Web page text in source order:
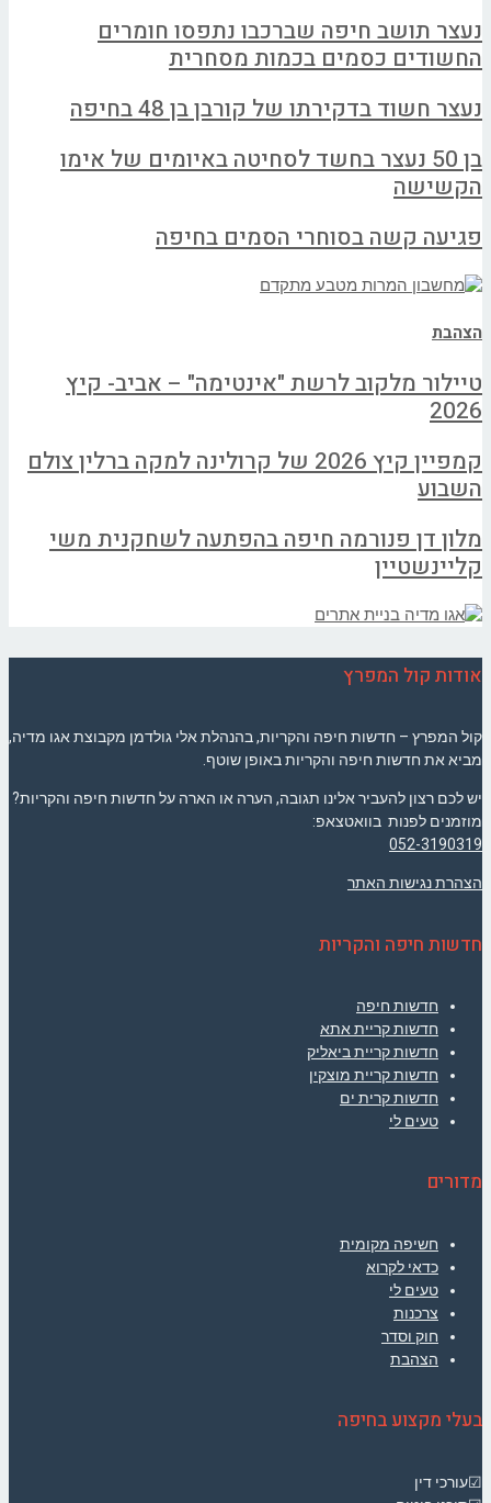
נעצר תושב חיפה שברכבו נתפסו חומרים
החשודים כסמים בכמות מסחרית
נעצר חשוד בדקירתו של קורבן בן 48 בחיפה
בן 50 נעצר בחשד לסחיטה באיומים של אימו
הקשישה
פגיעה קשה בסוחרי הסמים בחיפה
הצהבת
טיילור מלקוב לרשת "אינטימה" – אביב- קיץ
2026
קמפיין קיץ 2026 של קרולינה למקה ברלין צולם
השבוע
מלון דן פנורמה חיפה בהפתעה לשחקנית משי
קליינשטיין
אודות קול המפרץ
קול המפרץ – חדשות חיפה והקריות, בהנהלת אלי גולדמן מקבוצת אגו מדיה,
מביא את חדשות חיפה והקריות באופן שוטף.
יש לכם רצון להעביר אלינו תגובה, הערה או הארה על חדשות חיפה והקריות?
מוזמנים לפנות בוואטצאפ:
052-3190319
הצהרת נגישות האתר
חדשות חיפה והקריות
חדשות חיפה
חדשות קריית אתא
חדשות קריית ביאליק
חדשות קריית מוצקין
חדשות קרית ים
טעים לי
מדורים
חשיפה מקומית
כדאי לקרוא
טעים לי
צרכנות
חוק וסדר
הצהבת
בעלי מקצוע בחיפה
☑עורכי דין